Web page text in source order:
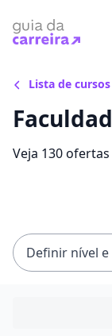
Lista de cursos
Veja 130
Definir nível